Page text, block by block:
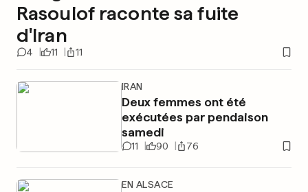
Rasoulof raconte sa fuite
d'Iran
4 11 11
IRAN
Deux femmes ont été
exécutées par pendaison
samedi
11 90 76
EN ALSACE